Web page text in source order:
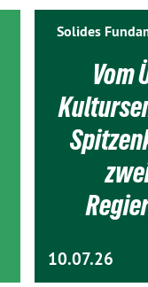
Solides
Vom
10.07.26